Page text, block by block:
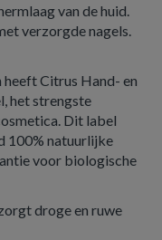
van de huid.
verzorgde nagels.
Citrus Hand- en
het strengste
Dit label
100% natuurlijke
voor biologische
droge en ruwe